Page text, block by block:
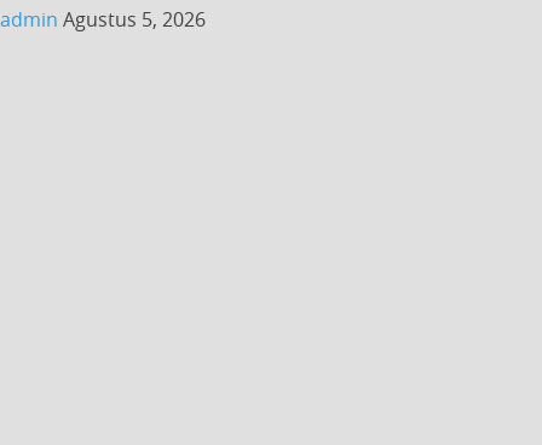
admin Agustus 5, 2026